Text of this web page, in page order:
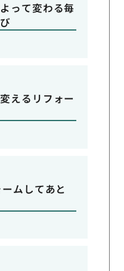
って変わる毎
えるリフォー
ムしてあと